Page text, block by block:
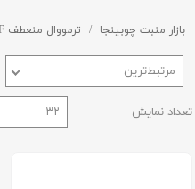
بازار منبت چوبینجا ترمووال منعطف MDF
مرتبط‌ترین
تعداد نمایش ۳۲